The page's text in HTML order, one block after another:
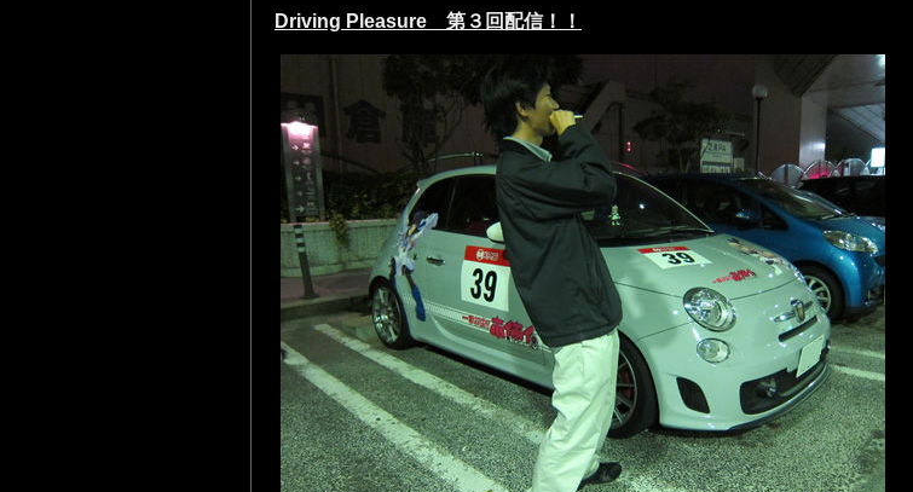
Driving Pleasure 第３回配信！！